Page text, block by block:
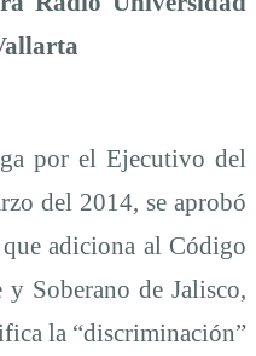
por el Ejecutivo del
del 2014, se aprobó
adiciona al Código
Soberano de Jalisco,
la “discriminación”